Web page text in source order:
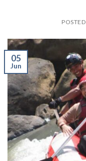
05
Jun